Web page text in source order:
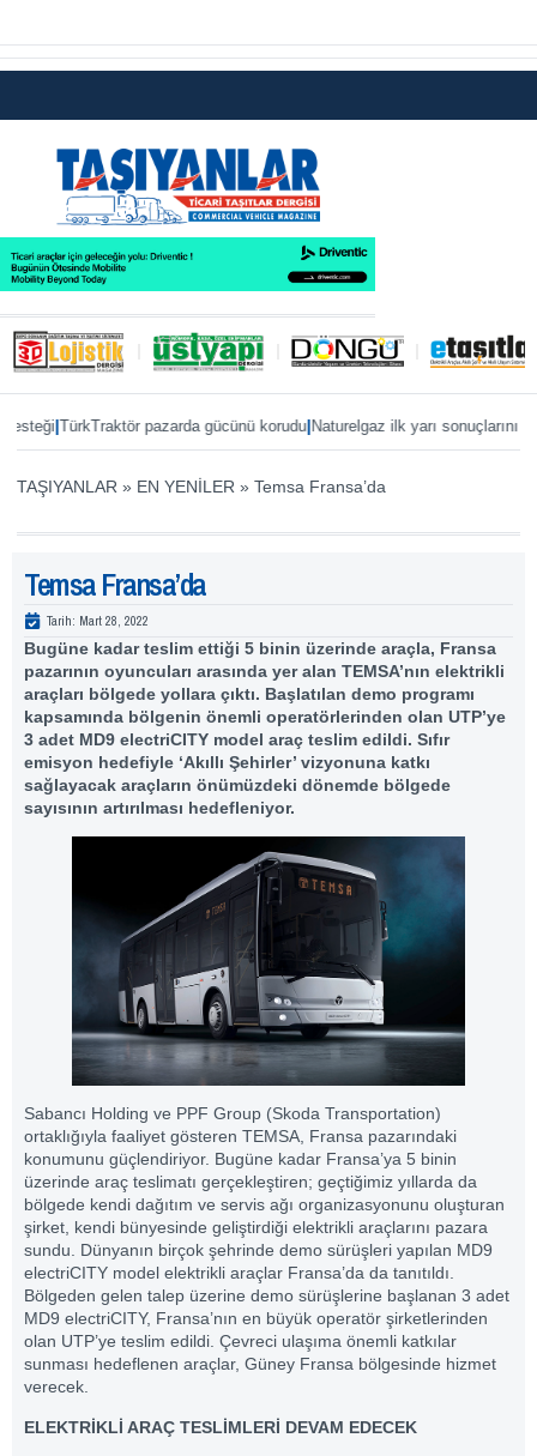
|TürkTraktör pazarda gücünü korudu|Naturelgaz ilk yarı sonuçlarını
TAŞIYANLAR » EN YENİLER » Temsa Fransa’da
Temsa Fransa’da
Tarih: Mart 28, 2022
Bugüne kadar teslim ettiği 5 binin üzerinde araçla, Fransa
pazarının oyuncuları arasında yer alan TEMSA’nın elektrikli
araçları bölgede yollara çıktı. Başlatılan demo programı
kapsamında bölgenin önemli operatörlerinden olan UTP’ye
3 adet MD9 electriCITY model araç teslim edildi. Sıfır
emisyon hedefiyle ‘Akıllı Şehirler’ vizyonuna katkı
sağlayacak araçların önümüzdeki dönemde bölgede
sayısının artırılması hedefleniyor.
Sabancı Holding ve PPF Group (Skoda Transportation)
ortaklığıyla faaliyet gösteren TEMSA, Fransa pazarındaki
konumunu güçlendiriyor. Bugüne kadar Fransa’ya 5 binin
üzerinde araç teslimatı gerçekleştiren; geçtiğimiz yıllarda da
bölgede kendi dağıtım ve servis ağı organizasyonunu oluşturan
şirket, kendi bünyesinde geliştirdiği elektrikli araçlarını pazara
sundu. Dünyanın birçok şehrinde demo sürüşleri yapılan MD9
electriCITY model elektrikli araçlar Fransa’da da tanıtıldı.
Bölgeden gelen talep üzerine demo sürüşlerine başlanan 3 adet
MD9 electriCITY, Fransa’nın en büyük operatör şirketlerinden
olan UTP’ye teslim edildi. Çevreci ulaşıma önemli katkılar
sunması hedeflenen araçlar, Güney Fransa bölgesinde hizmet
verecek.
ELEKTRİKLİ ARAÇ TESLİMLERİ DEVAM EDECEK